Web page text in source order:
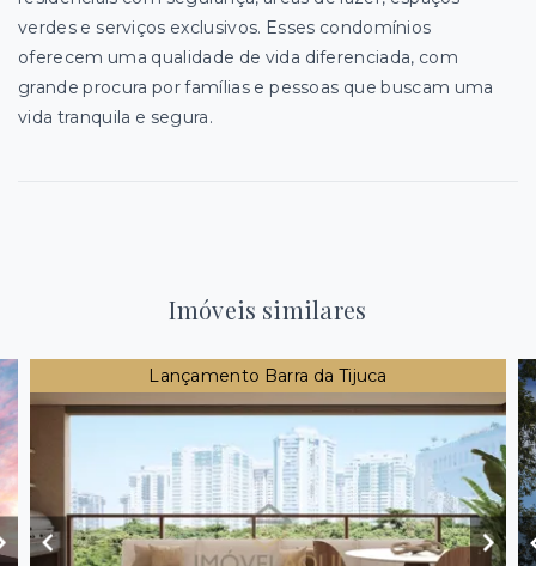
verdes e serviços exclusivos. Esses condomínios
oferecem uma qualidade de vida diferenciada, com
grande procura por famílias e pessoas que buscam uma
vida tranquila e segura.
Imóveis similares
Lançamento Barra da Tijuca